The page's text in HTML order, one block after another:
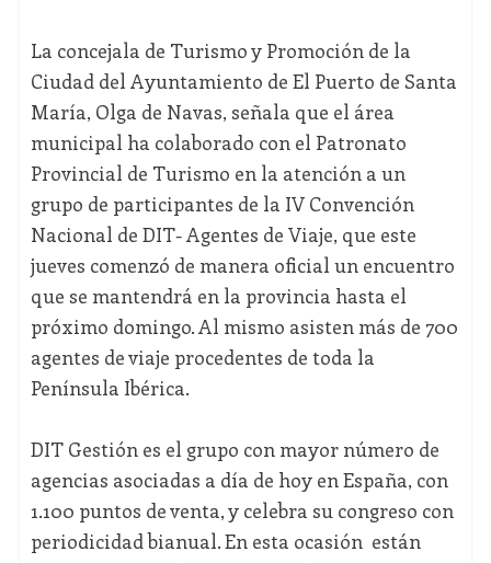
La concejala de Turismo y Promoción de la
Ciudad del Ayuntamiento de El Puerto de Santa
María, Olga de Navas, señala que el área
municipal ha colaborado con el Patronato
Provincial de Turismo en la atención a un
grupo de participantes de la IV Convención
Nacional de DIT- Agentes de Viaje, que este
jueves comenzó de manera oficial un encuentro
que se mantendrá en la provincia hasta el
próximo domingo. Al mismo asisten más de 700
agentes de viaje procedentes de toda la
Península Ibérica.
DIT Gestión es el grupo con mayor número de
agencias asociadas a día de hoy en España, con
1.100 puntos de venta, y celebra su congreso con
periodicidad bianual. En esta ocasión están